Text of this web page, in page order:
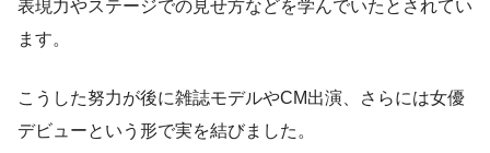
表現力やステージでの見せ方などを学んでいたとされてい
ます。
こうした努力が後に雑誌モデルやCM出演、さらには女優
デビューという形で実を結びました。